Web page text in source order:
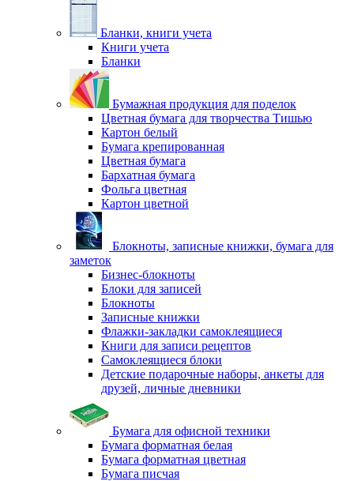
Бланки, книги учета
Книги учета
Бланки
Бумажная продукция для поделок
Цветная бумага для творчества Тишью
Картон белый
Бумага крепированная
Цветная бумага
Бархатная бумага
Фольга цветная
Картон цветной
Блокноты, записные книжки, бумага для
заметок
Бизнес-блокноты
Блоки для записей
Блокноты
Записные книжки
Флажки-закладки самоклеящиеся
Книги для записи рецептов
Самоклеящиеся блоки
Детские подарочные наборы, анкеты для
друзей, личные дневники
Бумага для офисной техники
Бумага форматная белая
Бумага форматная цветная
Бумага писчая